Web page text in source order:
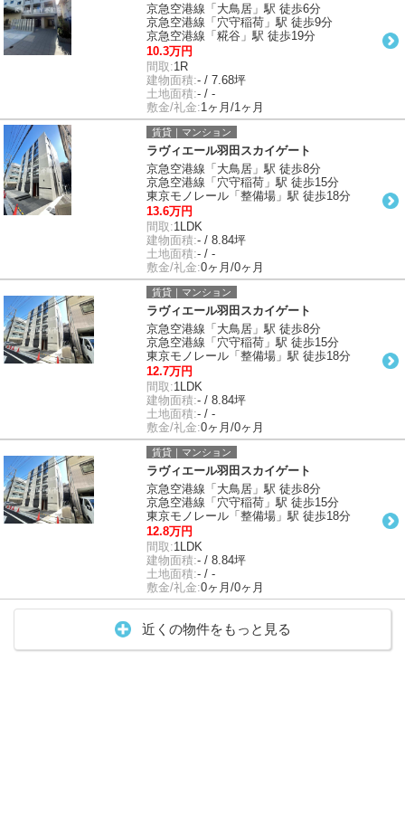
京急空港線「大鳥居」駅 徒歩6分
京急空港線「穴守稲荷」駅 徒歩9分
京急空港線「糀谷」駅 徒歩19分
10.3万円
間取:1R
建物面積:- / 7.68坪
土地面積:- / -
敷金/礼金:1ヶ月/1ヶ月
賃貸｜マンション
ラヴィエール羽田スカイゲート
京急空港線「大鳥居」駅 徒歩8分
京急空港線「穴守稲荷」駅 徒歩15分
東京モノレール「整備場」駅 徒歩18分
13.6万円
間取:1LDK
建物面積:- / 8.84坪
土地面積:- / -
敷金/礼金:0ヶ月/0ヶ月
賃貸｜マンション
ラヴィエール羽田スカイゲート
京急空港線「大鳥居」駅 徒歩8分
京急空港線「穴守稲荷」駅 徒歩15分
東京モノレール「整備場」駅 徒歩18分
12.7万円
間取:1LDK
建物面積:- / 8.84坪
土地面積:- / -
敷金/礼金:0ヶ月/0ヶ月
賃貸｜マンション
ラヴィエール羽田スカイゲート
京急空港線「大鳥居」駅 徒歩8分
京急空港線「穴守稲荷」駅 徒歩15分
東京モノレール「整備場」駅 徒歩18分
12.8万円
間取:1LDK
建物面積:- / 8.84坪
土地面積:- / -
敷金/礼金:0ヶ月/0ヶ月
近くの物件をもっと見る